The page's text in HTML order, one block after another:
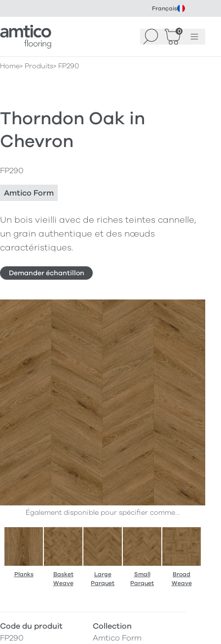
Français
Amtico Flooring Recherche
0
Panier(0)
Menu
Home Produits FP290
Thorndon Oak in
Chevron
FP290
Amtico Form
Un bois vieilli avec de riches teintes cannelle,
un grain authentique et des nœuds
caractéristiques.
Demander échantillon
Également disponible pour spécifier comme...
Planks
Basket
Weave
Large
Parquet
Small
Parquet
Broad
Weave
Code du produit
FP290
Collection
Amtico Form